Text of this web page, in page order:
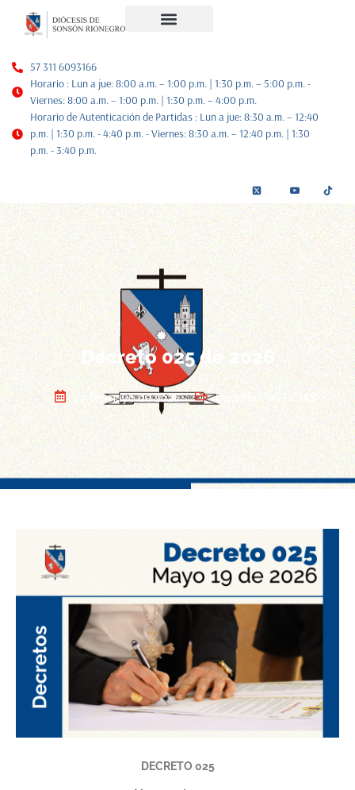
57 311 6093166
Horario : Lun a jue: 8:00 a.m. – 1:00 p.m. | 1:30 p.m. – 5:00 p.m. -
Viernes: 8:00 a.m. – 1:00 p.m. | 1:30 p.m. – 4:00 p.m.
Horario de Autenticación de Partidas : Lun a jue: 8:30 a.m. – 12:40
p.m. | 1:30 p.m. - 4:40 p.m. - Viernes: 8:30 a.m. – 12:40 p.m. | 1:30
p.m. - 3:40 p.m.
Decreto 025 de 2026
27 de mayo de 2026 Decretos , NOTICIAS
DECRETO 025